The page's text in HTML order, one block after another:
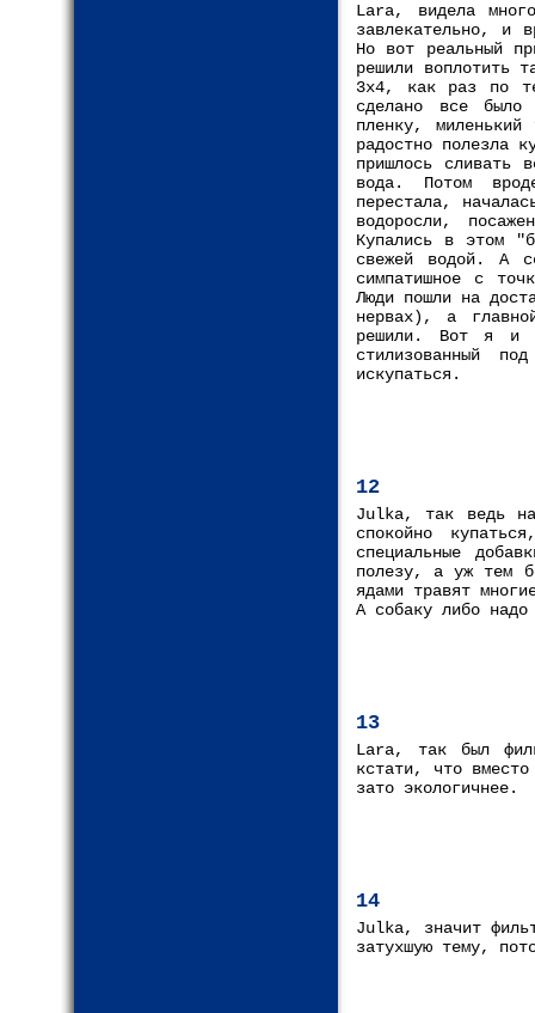
Lara, видела
завлекательно, и
Но вот реальный
решили воплотить
3х4, как раз по
сделано все
пленку,
радостно полезла
пришлось сливать
вода. Потом
перестала,
водоросли,
Купались в этом
свежей водой. А
симпатишное с
Люди пошли на
нервах), а
решили. Вот я и
стилизованный
искупаться.
12
Julka, так ведь
спокойно
специальные
полезу, а уж тем
ядами травят
А собаку либо
13
Lara, так был
кстати, что
зато экологичнее.
14
Julka, значит
затухшую тему,